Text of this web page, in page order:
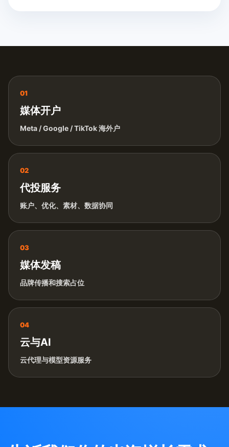
01
媒体开户
Meta / Google / TikTok 海外户
02
代投服务
账户、优化、素材、数据协同
03
媒体发稿
品牌传播和搜索占位
04
云与AI
云代理与模型资源服务